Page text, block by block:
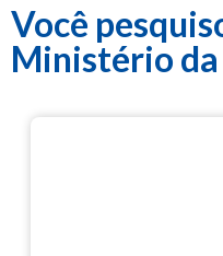
Você
Ministério da